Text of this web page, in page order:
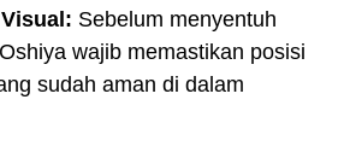
Sebelum menyentuh
wajib memastikan posisi
sudah aman di dalam